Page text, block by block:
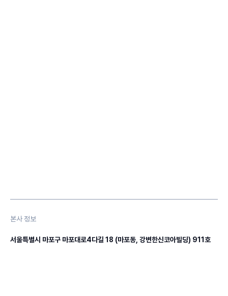
본사 정보
서울특별시 마포구 마포대로4다길 18 (마포동, 강변한신코아빌딩) 911호